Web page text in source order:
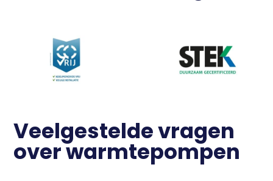
Veelgestelde vragen
over warmtepompen